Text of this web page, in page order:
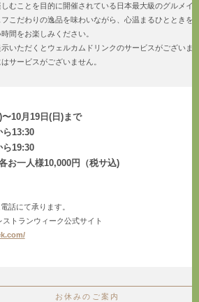
しむことを目的に開催されている日本最大級のグルメ
フこだわりの逸品を味わいながら、心温まるひとときを
間をお楽しみください。
示いただくとウェルカムドリンクのサービスがございま
サービスがございません。
10月19日(日)まで
13:30
19:30
一人様10,000円（税サ込)
話にて承ります。
トランウィーク公式サイト
お休みのご案内